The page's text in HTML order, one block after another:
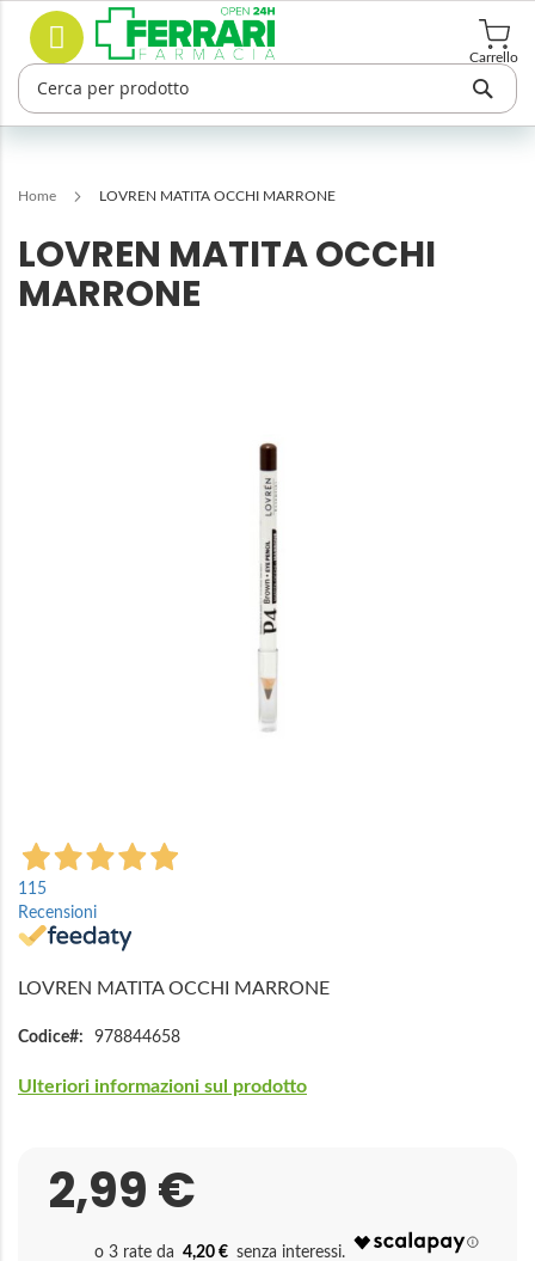
Salta
contenuto
Carrello
Cerca
Home LOVREN MATITA OCCHI MARRONE
LOVREN MATITA OCCHI
MARRONE
Vai
all'inizio
della
galleria
di
115
Recensioni
LOVREN MATITA OCCHI MARRONE
Codice 978844658
Ulteriori informazioni sul prodotto
2,99 €
4,20 €